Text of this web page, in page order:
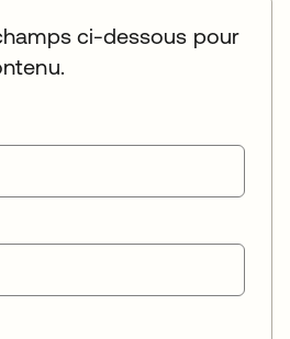
ci-dessous pour